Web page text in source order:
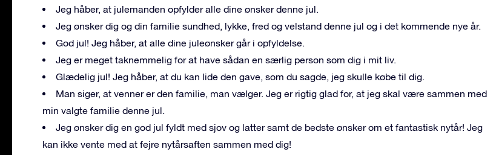
Jeg håber, at julemanden opfylder alle dine ønsker denne jul.
Jeg ønsker dig og din familie sundhed, lykke, fred og velstand denne jul og i det kommende nye år.
God jul! Jeg håber, at alle dine juleønsker går i opfyldelse.
Jeg er meget taknemmelig for at have sådan en særlig person som dig i mit liv.
Glædelig jul! Jeg håber, at du kan lide den gave, som du sagde, jeg skulle købe til dig.
Man siger, at venner er den familie, man vælger. Jeg er rigtig glad for, at jeg skal være sammen med
min valgte familie denne jul.
Jeg ønsker dig en god jul fyldt med sjov og latter samt de bedste ønsker om et fantastisk nytår! Jeg
kan ikke vente med at fejre nytårsaften sammen med dig!